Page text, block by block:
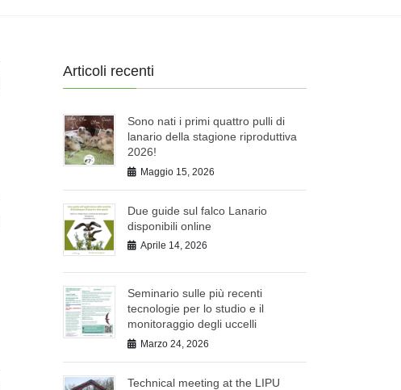
Articoli recenti
Sono nati i primi quattro pulli di
lanario della stagione riproduttiva
2026!
Maggio 15, 2026
Due guide sul falco Lanario
disponibili online
Aprile 14, 2026
Seminario sulle più recenti
tecnologie per lo studio e il
monitoraggio degli uccelli
Marzo 24, 2026
Technical meeting at the LIPU